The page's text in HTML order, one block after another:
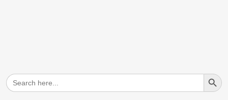
Search
for:
Search